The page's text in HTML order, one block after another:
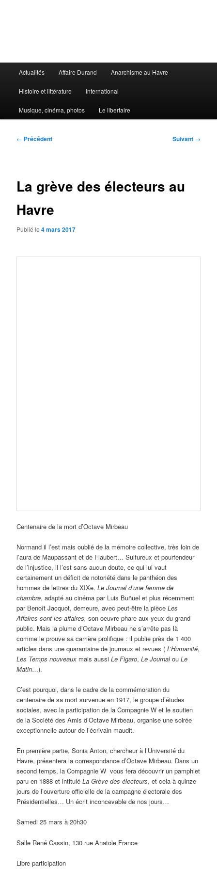
principal
Actualités Affaire Durand Anarchisme au Havre
Histoire et littérature International
Musique, cinéma, photos Le libertaire
Navigation
← Précédent Suivant →
La grève des électeurs au
Havre
Publié le4 mars 2017
Centenaire de la mort d’Octave Mirbeau
Normand il l’est mais oublié de la mémoire collective, très loin de
l’aura de Maupassant et de Flaubert… Sulfureux et pourfendeur
de l’injustice, il l’est sans aucun doute, ce qui lui vaut
certainement un déficit de notoriété dans le panthéon des
hommes de lettres du XIXe.Le Journal d’une femme de
chambre, adapté au cinéma par Luis Buñuel et plus récemment
par Benoît Jacquot, demeure, avec peut-être la pièceLes
Affaires sont les affaires, son oeuvre phare aux yeux du grand
public. Mais la plume d’Octave Mirbeau ne s’arrête pas là
comme le prouve sa carrière prolifique : il publie près de 1 400
articles dans une quarantaine de journaux et revues (L’Humanité,
Les Temps nouveaux mais aussiLe Figaro,Le JournalouLe
Matin…).
C’est pourquoi, dans le cadre de la commémoration du
centenaire de sa mort survenue en 1917, le groupe d’études
sociales, avec la participation de la Compagnie W et le soutien
de la Société des Amis d’Octave Mirbeau, organise une soirée
exceptionnelle autour de l’écrivain maudit.
En première partie, Sonia Anton, chercheur à l’Université du
Havre, présentera la correspondance d’Octave Mirbeau. Dans un
second temps, la Compagnie W vous fera découvrir un pamphlet
paru en 1888 et intituléLa Grève des électeurs, et cela à quinze
jours de l’ouverture officielle de la campagne électorale des
Présidentielles… Un écrit inconcevable de nos jours…
Samedi 25 mars à 20h30
Salle René Cassin, 130 rue Anatole France
Libre participation